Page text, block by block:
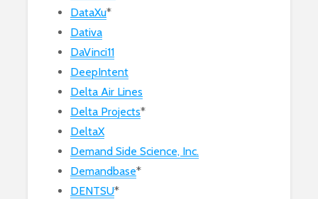
DataXu*
Dativa
DaVinci11
DeepIntent
Delta Air Lines
Delta Projects*
DeltaX
Demand Side Science, Inc.
Demandbase*
DENTSU*